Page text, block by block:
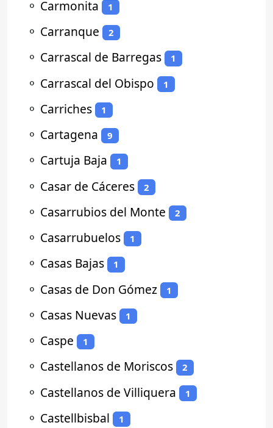
⚬ Carmonita 1
⚬ Carranque 2
⚬ Carrascal de Barregas 1
⚬ Carrascal del Obispo 1
⚬ Carriches 1
⚬ Cartagena 9
⚬ Cartuja Baja 1
⚬ Casar de Cáceres 2
⚬ Casarrubios del Monte 2
⚬ Casarrubuelos 1
⚬ Casas Bajas 1
⚬ Casas de Don Gómez 1
⚬ Casas Nuevas 1
⚬ Caspe 1
⚬ Castellanos de Moriscos 2
⚬ Castellanos de Villiquera 1
⚬ Castellbisbal 1